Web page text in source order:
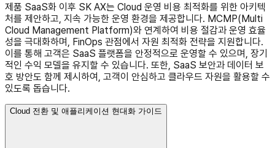
제품 SaaS화 이후 SK AX는 Cloud 운영 비용 최적화를 위한 아키텍
처를 제안하고, 지속 가능한 운영 환경을 제공합니다. MCMP(Multi
Cloud Management Platform)와 연계하여 비용 절감과 운영 효율
성을 극대화하며, FinOps 관점에서 자원 최적화 전략을 지원합니다.
이를 통해 고객은 SaaS 플랫폼을 안정적으로 운영할 수 있으며, 장기
적인 수익 모델을 유지할 수 있습니다. 또한, SaaS 보안과 데이터 보
호 방안도 함께 제시하여, 고객이 안심하고 클라우드 자원을 활용할 수
있도록 돕습니다.
Cloud 전환 및 애플리케이션 현대화 가이드